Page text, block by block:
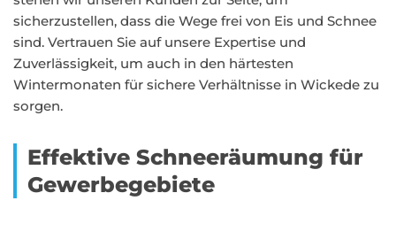
sicherzustellen, dass die Wege frei von Eis und Schnee
sind. Vertrauen Sie auf unsere Expertise und
Zuverlässigkeit, um auch in den härtesten
Wintermonaten für sichere Verhältnisse in Wickede zu
sorgen.
Effektive Schneeräumung für
Gewerbegebiete